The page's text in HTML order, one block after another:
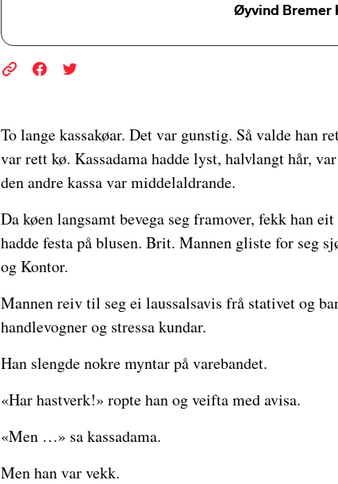
Øyvind Bremer
To lange kassakøar. Det var gunstig. Så valde han
var rett kø. Kassadama hadde lyst, halvlangt hår,
den andre kassa var middelaldrande.
Da køen langsamt bevega seg framover, fekk han
hadde festa på blusen. Brit. Mannen gliste for seg
og Kontor.
Mannen reiv til seg ei laussalsavis frå stativet og
handlevogner og stressa kundar.
Han slengde nokre myntar på varebandet.
«Har hastverk!» ropte han og veifta med avisa.
«Men …» sa kassadama.
Men han var vekk.